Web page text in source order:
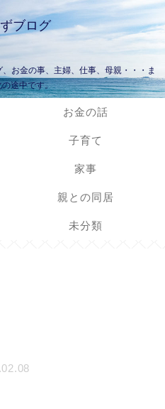
ブログ
お金の事、主婦、仕事、母親・・・ま
途中です。
お金の話
子育て
家事
親との同居
未分類